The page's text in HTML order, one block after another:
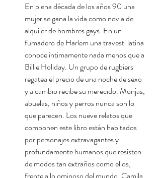
En plena década de los años 90 una
mujer se gana la vida como novia de
alquiler de hombres gays. En un
fumadero de Harlem una travesti latina
conoce íntimamente nada menos que a
Billie Holiday. Un grupo de rugbiers
regatea el precio de una noche de sexo
y a cambio recibe su merecido. Monjas,
abuelas, niños y perros nunca son lo
que parecen. Los nueve relatos que
componen este libro están habitados
por personajes extravagantes y
profundamente humanos que resisten
de modos tan extraños como ellos,